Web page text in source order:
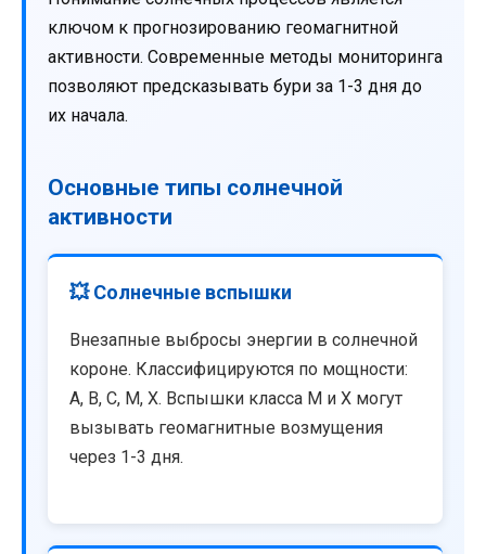
ключом к прогнозированию геомагнитной
активности. Современные методы мониторинга
позволяют предсказывать бури за 1-3 дня до
их начала.
Основные типы солнечной
активности
💥 Солнечные вспышки
Внезапные выбросы энергии в солнечной
короне. Классифицируются по мощности:
A, B, C, M, X. Вспышки класса M и X могут
вызывать геомагнитные возмущения
через 1-3 дня.